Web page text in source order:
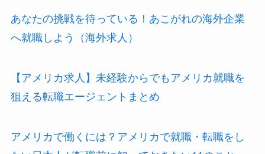
あなたの挑戦を待っている！あこがれの海外企業
へ就職しよう（海外求人）
【アメリカ求人】未経験からでもアメリカ就職を
狙える転職エージェントまとめ
アメリカで働くには？アメリカで就職・転職をし